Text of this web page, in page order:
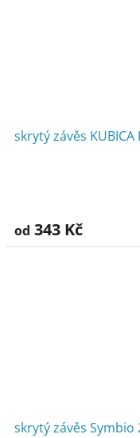
skrytý závěs KUBICA
od 343 Kč
skrytý závěs Symbio